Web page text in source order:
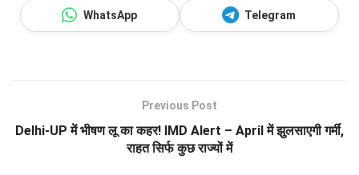
WhatsApp Telegram
Previous Post
Delhi-UP में भीषण लू का कहर! IMD Alert – April में झुलसाएगी गर्मी,
राहत सिर्फ कुछ राज्यों में